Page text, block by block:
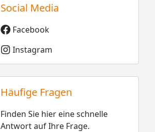
Social Media
Facebook
Instagram
Häufige Fragen
Finden Sie hier eine schnelle
Antwort auf Ihre Frage.